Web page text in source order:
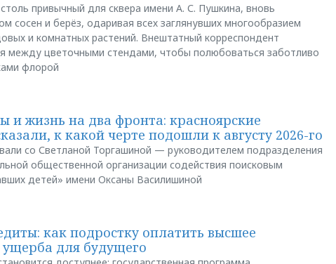
привычный для сквера имени А. С. Пушкина, вновь
сосен и берёз, одаривая всех заглянувших многообразием
и комнатных растений. Внештатный корреспондент
между цветочными стендами, чтобы полюбоваться заботливо
флорой
и жизнь на два фронта: красноярские
к какой черте подошли к августу 2026-го
со Светланой Торгашиной — руководителем подразделения
общественной организации содействия поисковым
детей» имени Оксаны Василишиной
как подростку оплатить высшее
ущерба для будущего